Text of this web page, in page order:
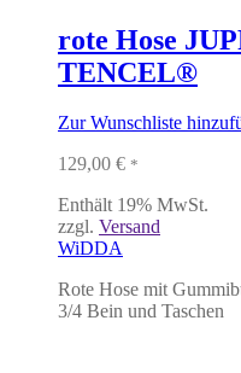
rote Hose
TENCEL®
Zur Wunschliste
129,00 € *
Enthält 19% MwSt.
zzgl. Versand
WiDDA
Rote Hose mit
3/4 Bein und Taschen